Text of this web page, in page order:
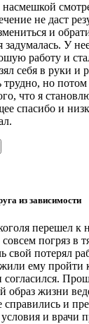
не даст
и
задумалась. У
работу и
себя в руки и
но потом
что я
спасибо и
из зависимости
перешел к
совсем погряз в
свой потерял
ему пройти
образ жизни
справились и
и врачи